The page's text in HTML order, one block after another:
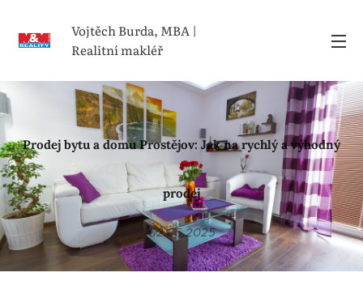
Vojtěch Burda, MBA |
Realitní makléř
Prodej bytu a domu Prostějov: Jak na rychlý a výhodný
prodej
02.05.2025